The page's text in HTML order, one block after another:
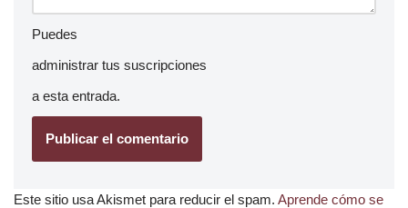
Puedes
administrar tus suscripciones
a esta entrada.
Este sitio usa Akismet para reducir el spam. Aprende cómo se